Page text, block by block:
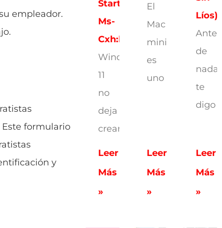
empleador.
formulario
y
Start
Ms-
Cxh:localonly
Windows
11
no
deja
crear
Leer
Más
»
El
Mac
mini
es
uno
Leer
Más
»
Líos)
Antes
de
nada,
te
digo
Leer
Más
»